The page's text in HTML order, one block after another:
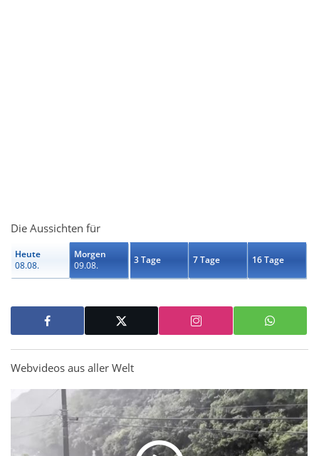
Die Aussichten für
Heute
08.08.
Morgen
09.08.
3 Tage 7 Tage 16 Tage
Webvideos aus aller Welt